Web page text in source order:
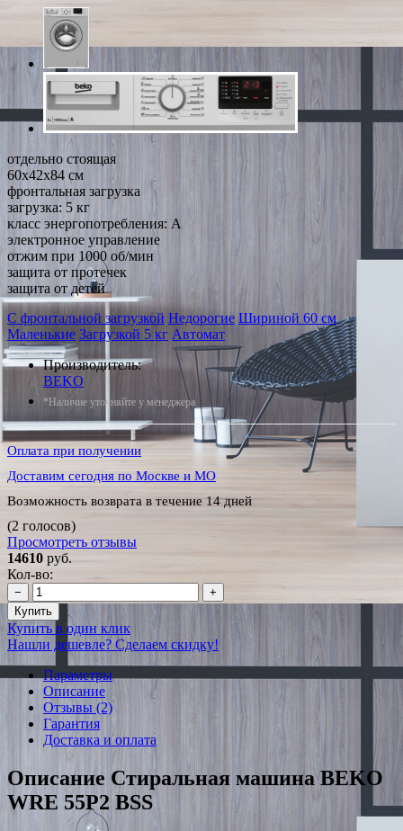
отдельно стоящая
60x42x84 см
фронтальная загрузка
загрузка: 5 кг
класс энергопотребления: A
электронное управление
отжим при 1000 об/мин
защита от протечек
защита от детей
С фронтальной загрузкой Недорогие Шириной 60 см
Маленькие Загрузкой 5 кг Автомат
Производитель:
BEKO
*Наличие уточняйте у менеджера
Оплата при получении
Доставим сегодня по Москве и МО
Возможность возврата в течение 14 дней
(2 голосов)
Просмотреть отзывы
14610 руб.
Кол-во:
−
+
Купить
Купить в один клик
Нашли дешевле? Сделаем скидку!
Параметры
Описание
Отзывы (2)
Гарантия
Доставка и оплата
Описание Стиральная машина BEKO
WRE 55P2 BSS